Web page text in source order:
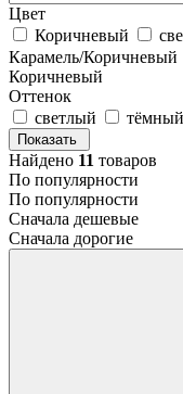
Цвет
Коричневый
Карамель/Коричневый
Коричневый
Оттенок
светлый
тёмный
Показать
Найдено 11 товаров
По популярности
По популярности
Сначала дешевые
Сначала дорогие